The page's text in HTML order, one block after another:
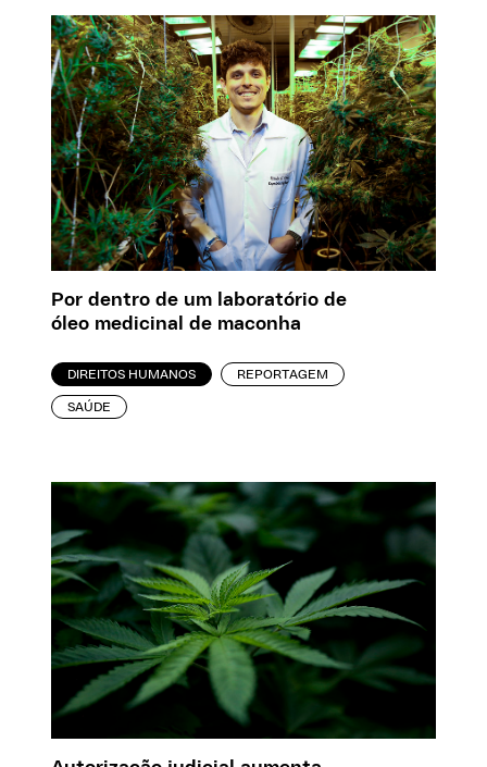
Por dentro de um laboratório de
óleo medicinal de maconha
DIREITOS HUMANOS REPORTAGEM
SAÚDE